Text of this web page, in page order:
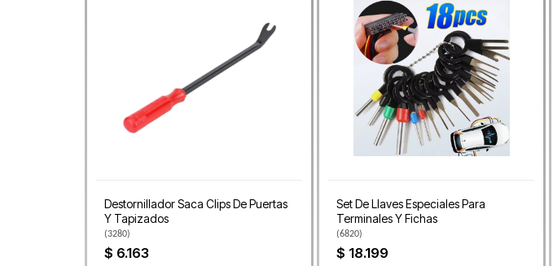
Destornillador Saca Clips De Puertas
Y Tapizados
(3280)
$ 6.163
Set De Llaves Especiales Para
Terminales Y Fichas
(6820)
$ 18.199